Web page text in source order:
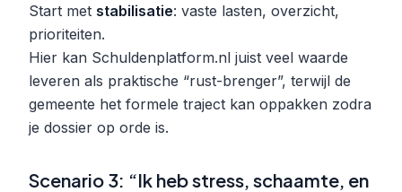
Start met stabilisatie: vaste lasten, overzicht,
prioriteiten.
Hier kan Schuldenplatform.nl juist veel waarde
leveren als praktische “rust-brenger”, terwijl de
gemeente het formele traject kan oppakken zodra
je dossier op orde is.
Scenario 3: “Ik heb stress, schaamte, en